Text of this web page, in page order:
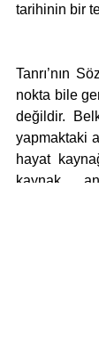
tarihinin bir
Tanrı’nın
nokta bile
değildir.
yapmaktaki
hayat
kaynak,